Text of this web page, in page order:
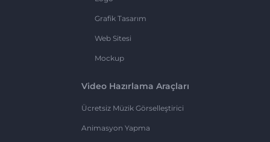
Grafik Tasarım
Web Sitesi
Mockup
Video Hazırlama Araçları
Ücretsiz Müzik Görselleştirici
Animasyon Yapma